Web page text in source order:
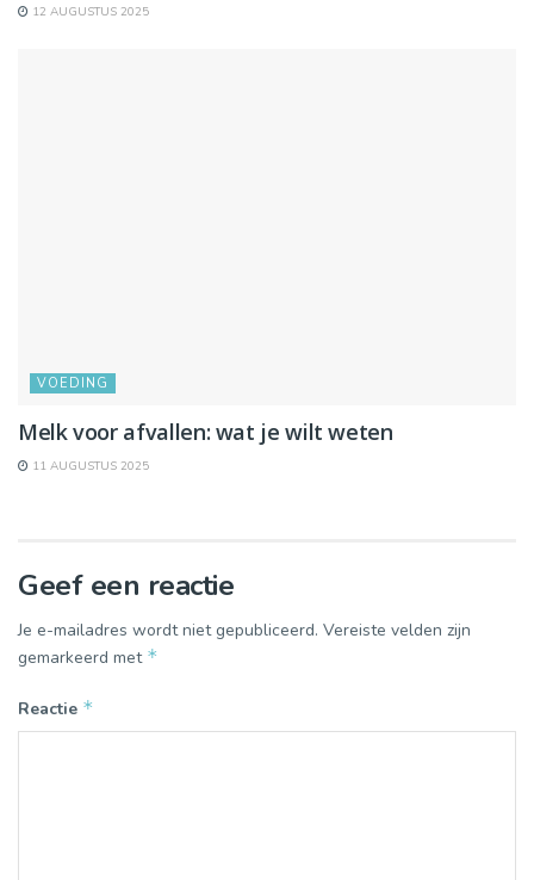
12 AUGUSTUS 2025
VOEDING
Melk voor afvallen: wat je wilt weten
11 AUGUSTUS 2025
Geef een reactie
Je e-mailadres wordt niet gepubliceerd. Vereiste velden zijn
gemarkeerd met *
Reactie *